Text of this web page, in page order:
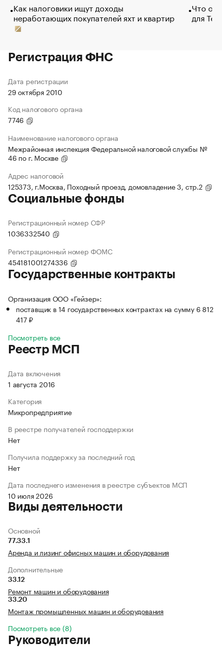
Как налоговики ищут доходы
неработающих покупателей яхт и квартир
Что
для
Регистрация ФНС
Дата регистрации
29 октября 2010
Код налогового органа
7746
Наименование налогового органа
Межрайонная инспекция Федеральной налоговой службы №
46 по г. Москве
Адрес налоговой
125373, г.Москва, Походный проезд, домовладение 3, стр.2
Социальные фонды
Регистрационный номер СФР
1036332540
Регистрационный номер ФОМС
454181001274336
Государственные контракты
Организация ООО «Гейзер»:
поставщик в 14 государственных контрактах на сумму 6 812
417 ₽
Посмотреть все
Реестр МСП
Дата включения
1 августа 2016
Категория
Микропредприятие
В реестре получателей господдержки
Нет
Получила поддержку за последний год
Нет
Дата последнего изменения в реестре субъектов МСП
10 июля 2026
Виды деятельности
Основной
77.33.1
Аренда и лизинг офисных машин и оборудования
Дополнительные
33.12
Ремонт машин и оборудования
33.20
Монтаж промышленных машин и оборудования
Посмотреть все (8)
Руководители